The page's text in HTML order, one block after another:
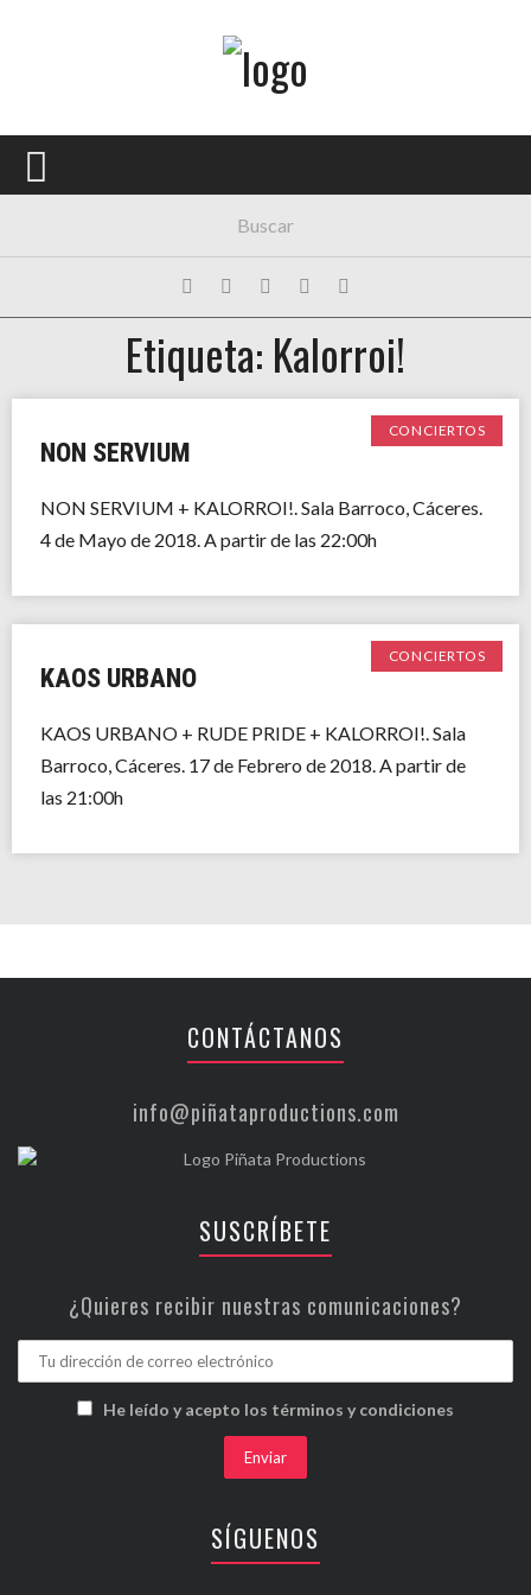
PORTADA
FESTIVALES
EXPOSICIONES
HISTORIAS
Etiqueta: Kalorroi!
CONCIERTOS
NON SERVIUM
NON SERVIUM + KALORROI!. Sala Barroco, Cáceres.
4 de Mayo de 2018. A partir de las 22:00h
CONCIERTOS
KAOS URBANO
KAOS URBANO + RUDE PRIDE + KALORROI!. Sala
Barroco, Cáceres. 17 de Febrero de 2018. A partir de
las 21:00h
CONTÁCTANOS
info@piñataproductions.com
SUSCRÍBETE
¿Quieres recibir nuestras comunicaciones?
He leído y acepto los términos y condiciones
SÍGUENOS